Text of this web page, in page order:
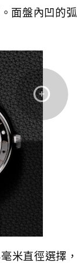
面盤內凹的弧
米直徑選擇，